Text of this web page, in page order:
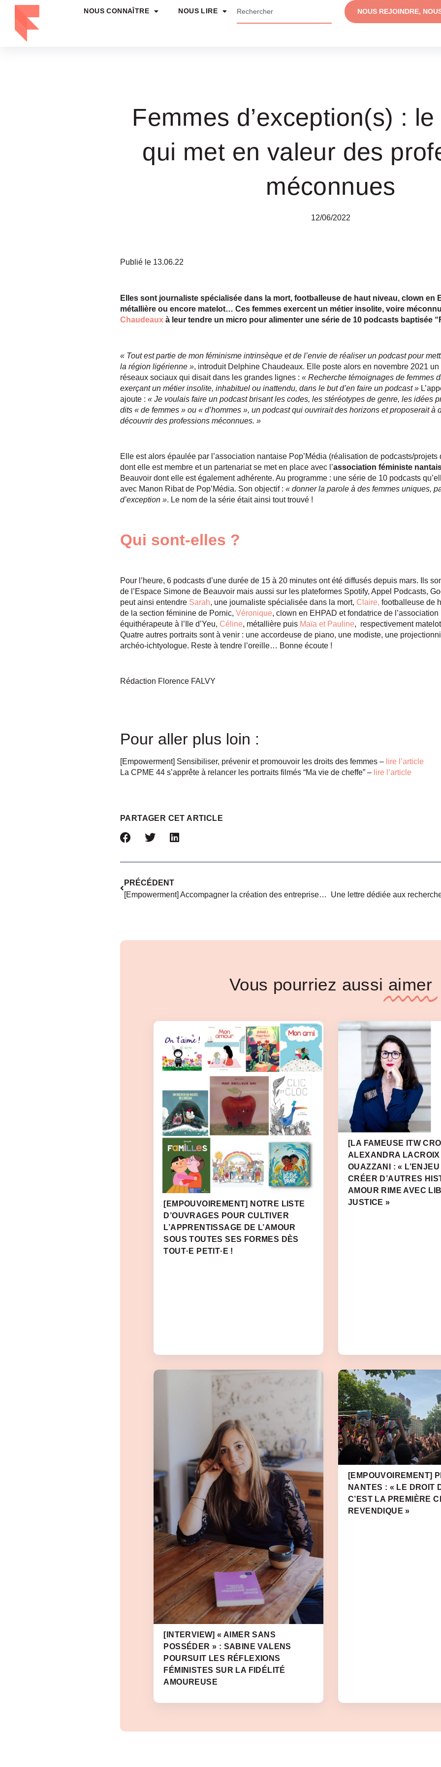
NOUS CONNAÎTRE NOUS LIRE NOUS REJOINDRE,
Femmes d’exception(s) :
qui met en valeur des
méconnues
12/06/2022
Publié le 13.06.22
Elles sont journaliste spécialisée dans la mort, footballeuse de haut niveau, clown en
métallière ou encore matelot… Ces femmes exercent un métier insolite, voire
Chaudeaux à leur tendre un micro pour alimenter une série de 10 podcasts baptisée
« Tout est partie de mon féminisme intrinsèque et de l’envie de réaliser un podcast pour
la région ligérienne », introduit Delphine Chaudeaux. Elle poste alors en novembre 2021
réseaux sociaux qui disait dans les grandes lignes : « Recherche témoignages de femmes
exerçant un métier insolite, inhabituel ou inattendu, dans le but d’en faire un podcast »
ajoute : « Je voulais faire un podcast brisant les codes, les stéréotypes de genre, les idées
dits « de femmes » ou « d’hommes », un podcast qui ouvrirait des horizons et proposerait à
découvrir des professions méconnues. »
Elle est alors épaulée par l’association nantaise Pop’Média (réalisation de podcasts/projets
dont elle est membre et un partenariat se met en place avec l’association féministe
Beauvoir dont elle est également adhérente. Au programme : une série de 10 podcasts
avec Manon Ribat de Pop’Média. Son objectif : « donner la parole à des femmes uniques,
d’exception ». Le nom de la série était ainsi tout trouvé !
Qui sont-elles ?
Pour l’heure, 6 podcasts d’une durée de 15 à 20 minutes ont été diffusés depuis mars. Ils
de l’Espace Simone de Beauvoir mais aussi sur les plateformes Spotify, Appel Podcasts,
peut ainsi entendre Sarah, une journaliste spécialisée dans la mort, Claire, footballeuse de
de la section féminine de Pornic, Véronique, clown en EHPAD et fondatrice de l’association
équithérapeute à l’Ile d’Yeu, Céline, métallière puis Maïa et Pauline, respectivement
Quatre autres portraits sont à venir : une accordeuse de piano, une modiste, une
archéo-ichtyologue. Reste à tendre l’oreille… Bonne écoute !
Rédaction Florence FALVY
Pour aller plus loin :
[Empowerment] Sensibiliser, prévenir et promouvoir les droits des femmes – lire l’article
La CPME 44 s’apprête à relancer les portraits filmés “Ma vie de cheffe” – lire l’article
PARTAGER CET ARTICLE
PRÉCÉDENT
[Empowerment] Accompagner la création des entreprises portées par des femmes en Loire-Atlantique
Vous pourriez aussi aimer
[EMPOUVOIREMENT] NOTRE LISTE
D’OUVRAGES POUR CULTIVER
L’APPRENTISSAGE DE L’AMOUR
SOUS TOUTES SES FORMES DÈS
TOUT·E PETIT·E !
[LA FAMEUSE ITW
ALEXANDRA
OUAZZANI : «
CRÉER D’AUTRES
AMOUR RIME AVEC
JUSTICE »
[INTERVIEW] « AIMER SANS
POSSÉDER » : SABINE VALENS
POURSUIT LES RÉFLEXIONS
FÉMINISTES SUR LA FIDÉLITÉ
AMOUREUSE
[EMPOUVOIREMENT]
NANTES : « LE DROIT
C’EST LA PREMIÈRE
REVENDIQUE »